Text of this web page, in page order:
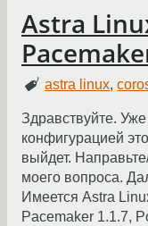
Astra
astra linux,
Здравствуйте.
конфигурацией
выйдет.
моего вопроса.
Имеется Astra
Pacemaker 1.1.7,